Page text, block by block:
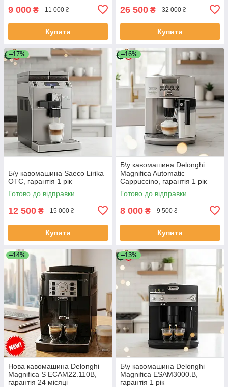
9 000 ₴ 11 000 ₴
Купити
26 500 ₴ 32 000 ₴
Купити
–17%
Б/у кавомашина Saeco Lirika
OTC, гарантія 1 рік
Готово до відправки
12 500 ₴ 15 000 ₴
Купити
–16%
Б\у кавомашина Delonghi
Magnifica Automatic
Cappuccino, гарантія 1 рік
Готово до відправки
8 000 ₴ 9 500 ₴
Купити
–14%
Нова кавомашина Delonghi
Magnifica S ECAM22.110B,
гарантія 24 місяці
–13%
Б\у кавомашина Delonghi
Magnifica ESAM3000.B,
гарантія 1 рік